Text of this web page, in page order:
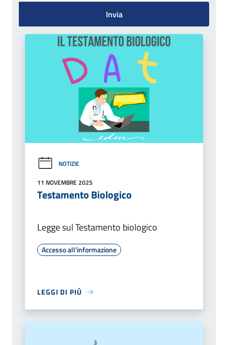
Invia
NOTIZIE
11 NOVEMBRE 2025
Testamento Biologico
Legge sul Testamento biologico
Accesso all'informazione
LEGGI DI PIÙ